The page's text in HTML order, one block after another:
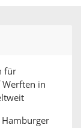
für
Werften in
Hamburger